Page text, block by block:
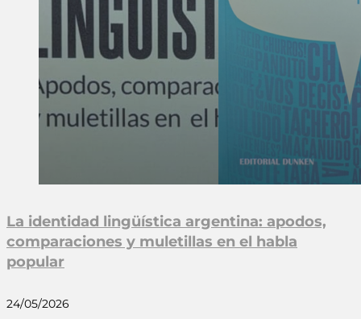
La identidad lingüística argentina: apodos,
comparaciones y muletillas en el habla
popular
24/05/2026